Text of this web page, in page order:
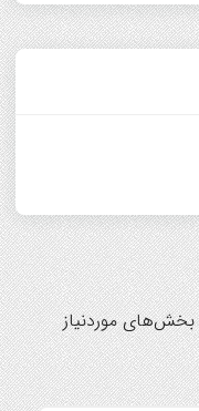
بخش‌های موردنیاز